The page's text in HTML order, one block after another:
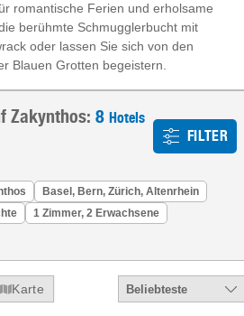
romantische Ferien und erholsame
berühmte Schmugglerbucht mit
oder lassen Sie sich von den
Blauen Grotten begeistern.
Zakynthos: 8 Hotels
FILTER
Basel, Bern, Zürich, Altenrhein
1 Zimmer, 2 Erwachsene
Karte Beliebteste